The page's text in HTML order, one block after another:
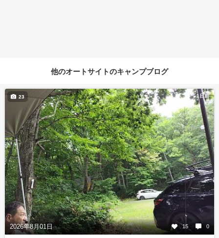
他のオートサイトのキャンプブログ
1日前
2026年8月01日 15 0
23